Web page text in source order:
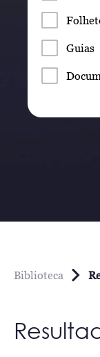
Guias
Biblioteca